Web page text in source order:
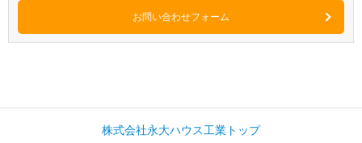
お問い合わせフォーム
株式会社永大ハウス工業トップ